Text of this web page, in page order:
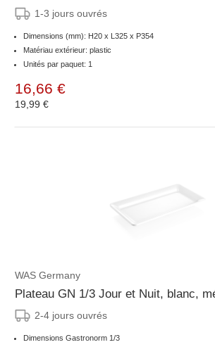
1-3 jours ouvrés
Dimensions (mm): H20 x L325 x P354
Matériau extérieur: plastic
Unités par paquet: 1
16,66 €
19,99 €
WAS Germany
Plateau GN 1/3 Jour et Nuit, blanc,
2-4 jours ouvrés
Dimensions Gastronorm 1/3